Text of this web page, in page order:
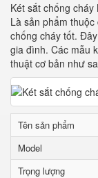
Két sắt chống
Là sản phẩm
chống cháy tốt.
gia đình. Các mẫu
thuật cơ bản như
Tên sản phẩm
Model
Trọng lượng